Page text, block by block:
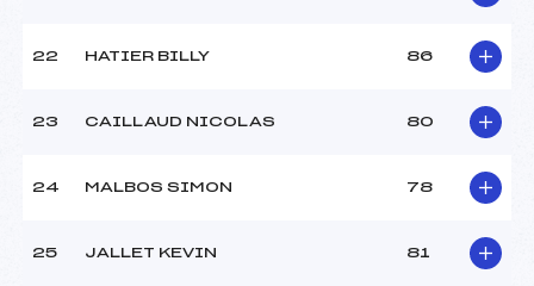
22 HATIER BILLY 86
23 CAILLAUD NICOLAS 80
24 MALBOS SIMON 78
25 JALLET KEVIN 81